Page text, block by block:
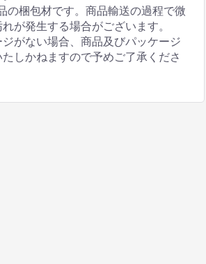
の梱包材です。商品輸送の過程で微
が発生する場合がございます。
がない場合、商品及びパッケージ
しかねますので予めご了承くださ